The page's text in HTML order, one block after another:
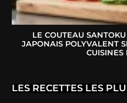
LE COUTEAU
JAPONAIS POLYVALENT
CUISINES
LES RECETTES LES